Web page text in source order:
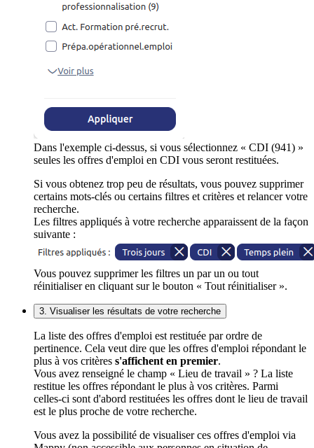
Dans l'exemple ci-dessus, si vous sélectionnez « CDI (941) »
seules les offres d'emploi en CDI vous seront restituées.
Si vous obtenez trop peu de résultats, vous pouvez supprimer
certains mots-clés ou certains filtres et critères et relancer votre
recherche.
Les filtres appliqués à votre recherche apparaissent de la façon
suivante :
Vous pouvez supprimer les filtres un par un ou tout
réinitialiser en cliquant sur le bouton « Tout réinitialiser ».
3. Visualiser les résultats de votre recherche
La liste des offres d'emploi est restituée par ordre de
pertinence. Cela veut dire que les offres d'emploi répondant le
plus à vos critères s'affichent en premier.
Vous avez renseigné le champ « Lieu de travail » ? La liste
restitue les offres répondant le plus à vos critères. Parmi
celles-ci sont d'abord restituées les offres dont le lieu de travail
est le plus proche de votre recherche.
Vous avez la possibilité de visualiser ces offres d'emploi via